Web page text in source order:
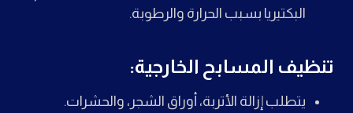
البكتيريا بسبب الحرارة والرطوبة.
تنظيف المسابح الخارجية:
يتطلب إزالة الأتربة، أوراق الشجر، والحشرات.